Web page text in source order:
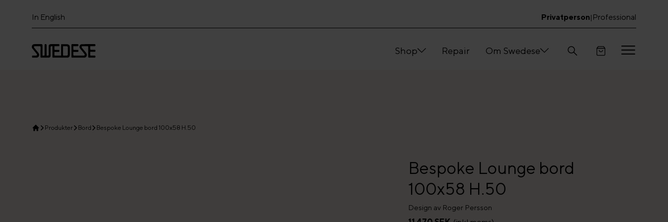
In English Privatperson| Professional
Shop Repair Om Swedese
Produkter Bord Bespoke Lounge bord 100x58 H.50
Bespoke Lounge bord
100x58 H.50
Design av Roger Persson